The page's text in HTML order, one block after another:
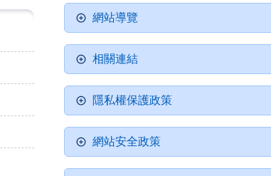
網站導覽
相關連結
隱私權保護政策
網站安全政策